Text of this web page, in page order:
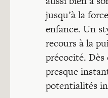
jusqu’à la
enfance. Un
recours à la
précocité. Dès
presque
potentialités